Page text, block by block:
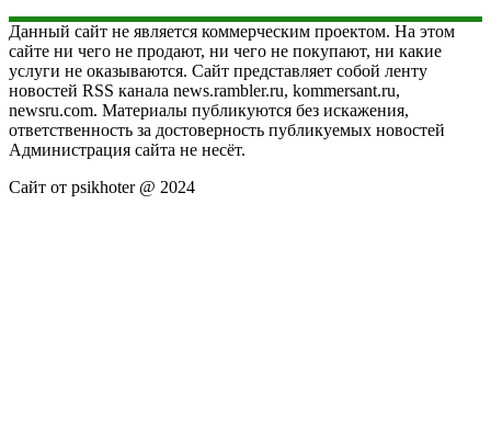
Данный сайт не является коммерческим проектом. На этом
сайте ни чего не продают, ни чего не покупают, ни какие
услуги не оказываются. Сайт представляет собой ленту
новостей RSS канала news.rambler.ru, kommersant.ru,
newsru.com. Материалы публикуются без искажения,
ответственность за достоверность публикуемых новостей
Администрация сайта не несёт.
Сайт от psikhoter @ 2024